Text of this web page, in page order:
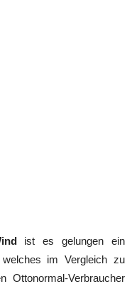
ist es gelungen ein
im Vergleich zu
Ottonormal-Verbraucher